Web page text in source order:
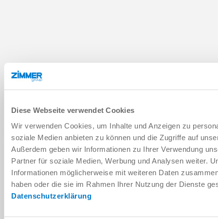
Diese Webseite verwendet Cookies
Wir verwenden Cookies, um Inhalte und Anzeigen zu
soziale Medien anbieten zu können und die Zugriffe auf
Außerdem geben wir Informationen zu Ihrer Verwendung
Partner für soziale Medien, Werbung und Analysen weiter.
Informationen möglicherweise mit weiteren Daten
haben oder die sie im Rahmen Ihrer Nutzung der Dienste
Datenschutzerklärung